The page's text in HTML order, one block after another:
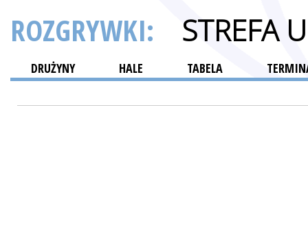
ROZGRYWKI: STREFA
DRUŻYNY HALE TABELA